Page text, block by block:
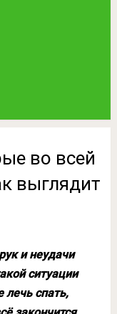
во всей
выглядит
и неудачи
ситуации
лечь спать,